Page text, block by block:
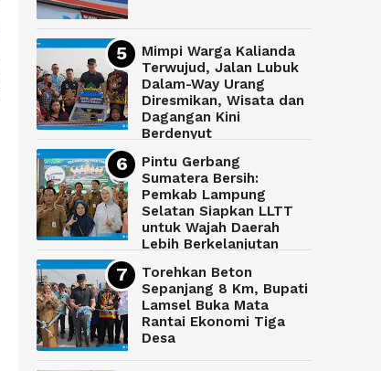
Mimpi Warga Kalianda
Terwujud, Jalan Lubuk
Dalam-Way Urang
Diresmikan, Wisata dan
Dagangan Kini
Berdenyut
Pintu Gerbang
Sumatera Bersih:
Pemkab Lampung
Selatan Siapkan LLTT
untuk Wajah Daerah
Lebih Berkelanjutan
Torehkan Beton
Sepanjang 8 Km, Bupati
Lamsel Buka Mata
Rantai Ekonomi Tiga
Desa